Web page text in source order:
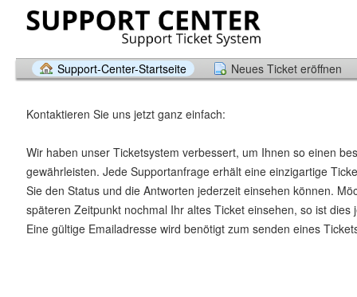
Support-Center-Startseite Neues Ticket eröffnen
Kontaktieren Sie uns jetzt ganz einfach:
Wir haben unser Ticketsystem verbessert, um Ihnen so einen
gewährleisten. Jede Supportanfrage erhält eine einzigartige
Sie den Status und die Antworten jederzeit einsehen können.
späteren Zeitpunkt nochmal Ihr altes Ticket einsehen, so ist dies
Eine gültige Emailadresse wird benötigt zum senden eines